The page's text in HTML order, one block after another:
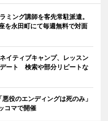
ミング講師を客先常駐派遣。
永田町にて毎週無料で対面
イティブキャンプ、レッスン
ート 検索や部分リピートな
役のエンディングは死のみ」
コマで開催